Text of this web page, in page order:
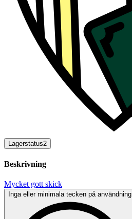
Lagerstatus2
Beskrivning
Mycket gott skick
Inga eller minimala tecken på användning